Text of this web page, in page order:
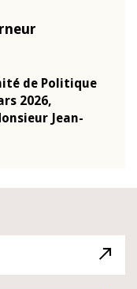
de Politique
2026,
Jean-